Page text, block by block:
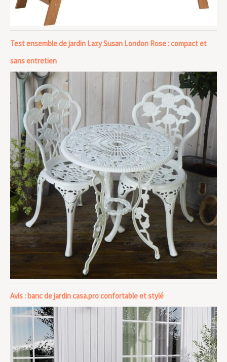
Test ensemble de jardin Lazy Susan London Rose : compact et
sans entretien
Avis : banc de jardin casa.pro confortable et stylé